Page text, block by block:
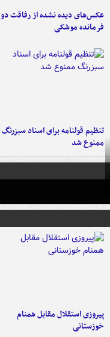
عکس‌های دیده نشده از رفاقت دو
فرمانده‌ موشکی
تنظیم قولنامه برای اسناد سبزرنگ
ممنوع شد
پیروزی استقلال مقابل همنام
خوزستانی